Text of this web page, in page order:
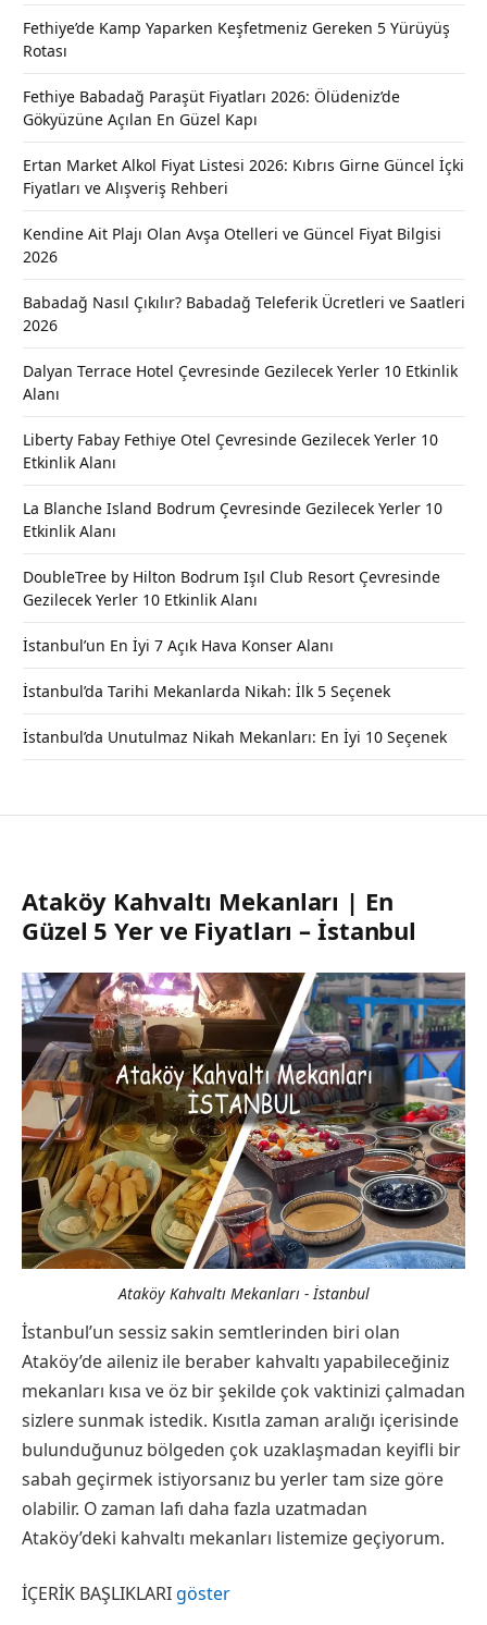
Fethiye’de Kamp Yaparken Keşfetmeniz Gereken 5 Yürüyüş
Rotası
Fethiye Babadağ Paraşüt Fiyatları 2026: Ölüdeniz’de
Gökyüzüne Açılan En Güzel Kapı
Ertan Market Alkol Fiyat Listesi 2026: Kıbrıs Girne Güncel İçki
Fiyatları ve Alışveriş Rehberi
Kendine Ait Plajı Olan Avşa Otelleri ve Güncel Fiyat Bilgisi
2026
Babadağ Nasıl Çıkılır? Babadağ Teleferik Ücretleri ve Saatleri
2026
Dalyan Terrace Hotel Çevresinde Gezilecek Yerler 10 Etkinlik
Alanı
Liberty Fabay Fethiye Otel Çevresinde Gezilecek Yerler 10
Etkinlik Alanı
La Blanche Island Bodrum Çevresinde Gezilecek Yerler 10
Etkinlik Alanı
DoubleTree by Hilton Bodrum Işıl Club Resort Çevresinde
Gezilecek Yerler 10 Etkinlik Alanı
İstanbul’un En İyi 7 Açık Hava Konser Alanı
İstanbul’da Tarihi Mekanlarda Nikah: İlk 5 Seçenek
İstanbul’da Unutulmaz Nikah Mekanları: En İyi 10 Seçenek
Ataköy Kahvaltı Mekanları | En
Güzel 5 Yer ve Fiyatları – İstanbul
Ataköy Kahvaltı Mekanları - İstanbul
İstanbul’un sessiz sakin semtlerinden biri olan
Ataköy’de aileniz ile beraber kahvaltı yapabileceğiniz
mekanları kısa ve öz bir şekilde çok vaktinizi çalmadan
sizlere sunmak istedik. Kısıtla zaman aralığı içerisinde
bulunduğunuz bölgeden çok uzaklaşmadan keyifli bir
sabah geçirmek istiyorsanız bu yerler tam size göre
olabilir. O zaman lafı daha fazla uzatmadan
Ataköy’deki kahvaltı mekanları listemize geçiyorum.
İÇERİK BAŞLIKLARIgöster